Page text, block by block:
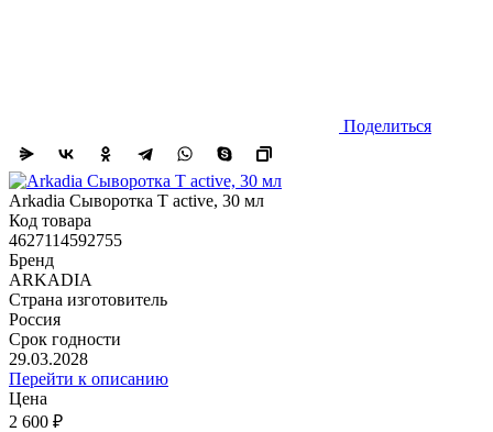
Поделиться
Arkadia Сыворотка T active, 30 мл
Код товара
4627114592755
Бренд
ARKADIA
Страна изготовитель
Россия
Срок годности
29.03.2028
Перейти к описанию
Цена
2 600 ₽